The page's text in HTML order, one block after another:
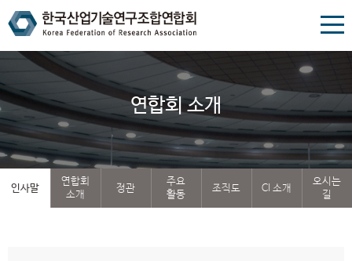
연합회 소개
인사말
연합회
소개
정관
주요
활동
조직도 CI 소개
오시는
길